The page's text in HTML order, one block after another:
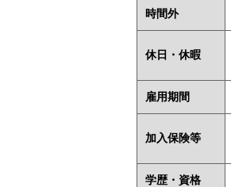
時間外
休日・休暇
雇用期間
加入保険等
学歴・資格